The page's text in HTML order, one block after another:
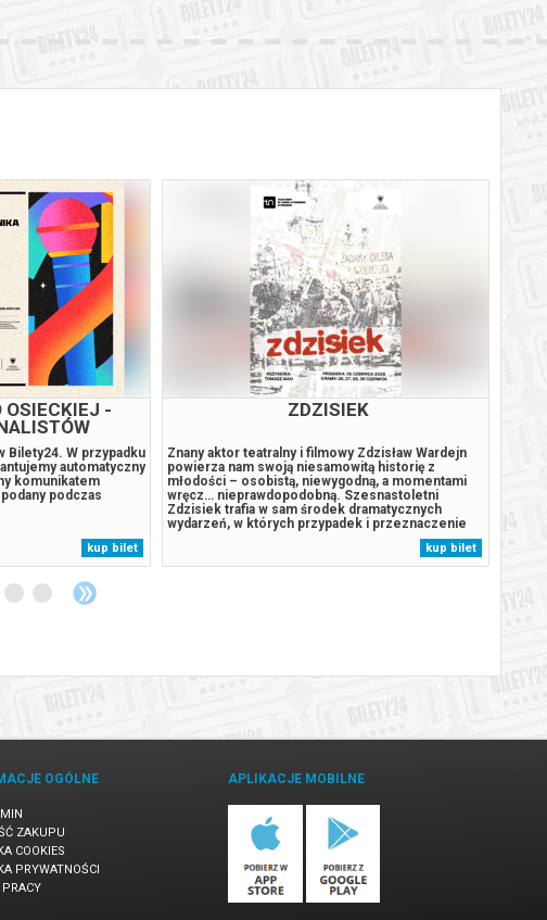
OSIECKIEJ -
Bilety24. W przypadku
automatyczny
komunikatem
podczas
kup bilet
ZDZISIEK
Znany aktor teatralny i filmowy Zdzisław Wardejn
powierza nam swoją niesamowitą historię z
młodości – osobistą, niewygodną, a momentami
wręcz… nieprawdopodobną. Szesnastoletni
Zdzisiek trafia w sam środek dramatycznych
wydarzeń, w których przypadek i przeznaczenie
zaczynają splatać się w niepokojący sposób.
Polskie realia i muzyka lat 50. XX wieku tworzą
scenerię dla wartkiej opowieści o szybkim
kup bilet
OGÓLNE
ZAKUPU
COOKIES
PRYWATNOŚCI
PRACY
APLIKACJE MOBILNE